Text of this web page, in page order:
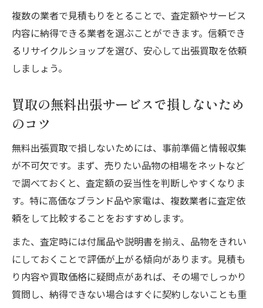
複数の業者で見積もりをとることで、査定額やサービス
内容に納得できる業者を選ぶことができます。信頼でき
るリサイクルショップを選び、安心して出張買取を依頼
しましょう。
買取の無料出張サービスで損しないため
のコツ
無料出張買取で損しないためには、事前準備と情報収集
が不可欠です。まず、売りたい品物の相場をネットなど
で調べておくと、査定額の妥当性を判断しやすくなりま
す。特に高価なブランド品や家電は、複数業者に査定依
頼をして比較することをおすすめします。
また、査定時には付属品や説明書を揃え、品物をきれい
にしておくことで評価が上がる傾向があります。見積も
り内容や買取価格に疑問点があれば、その場でしっかり
質問し、納得できない場合はすぐに契約しないことも重